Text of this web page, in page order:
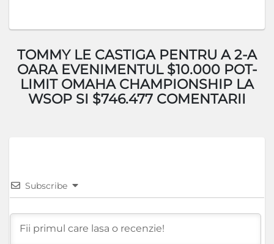
TOMMY LE CASTIGA PENTRU A 2-A
OARA EVENIMENTUL $10.000 POT-
LIMIT OMAHA CHAMPIONSHIP LA
WSOP SI $746.477 COMENTARII
Subscribe